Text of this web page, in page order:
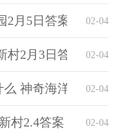
建时间为7天之内
请转入同个角色；
上（非我方游戏
2月5日答案最新02-04
村2月3日答案最新
02-04
神奇海洋2月4日
02-04
村2.4答案 02-04